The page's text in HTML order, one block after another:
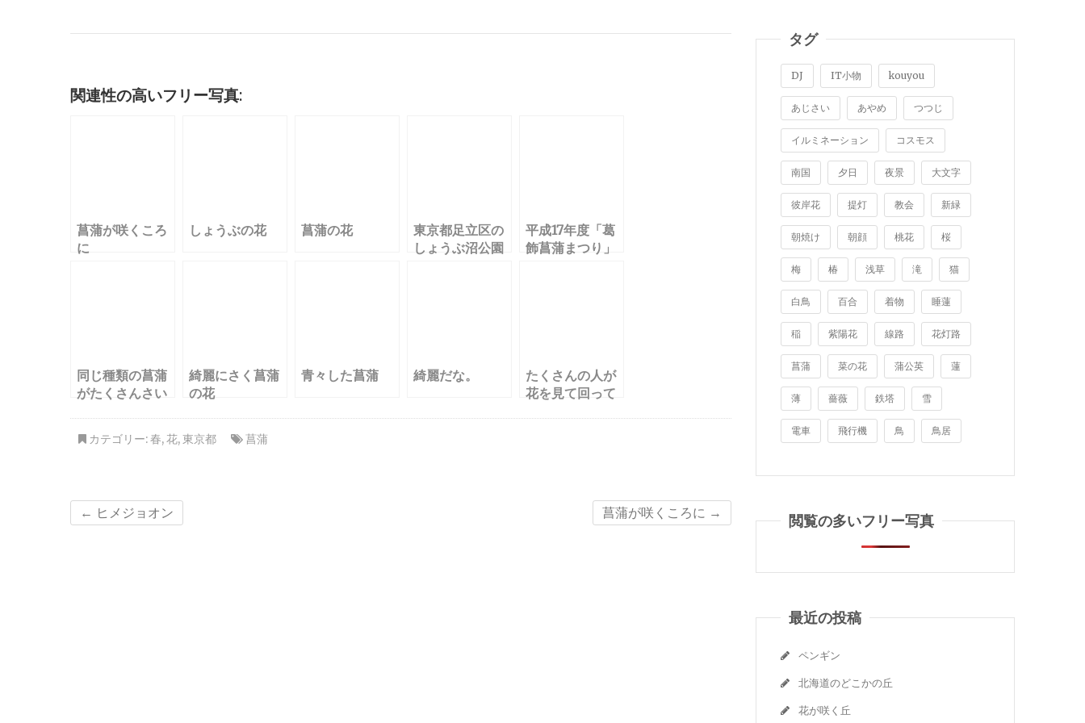
o n
関連性の高いフリー写真:
菖蒲が咲くころ
に
しょうぶの花 菖蒲の花
東京都足立区の
しょうぶ沼公園
平成17年度「葛
飾菖蒲まつり」
同じ種類の菖蒲
がたくさんさい
綺麗にさく菖蒲
の花
青々した菖蒲 綺麗だな。
たくさんの人が
花を見て回って
カテゴリー:春,花,東京都 菖蒲
← ヒメジョオン 菖蒲が咲くころに →
タグ
DJ IT小物 kouyou
あじさい あやめ つつじ
イルミネーション コスモス
南国 夕日 夜景 大文字
彼岸花 提灯 教会 新緑
朝焼け 朝顔 桃花 桜
梅 椿 浅草 滝 猫
白鳥 百合 着物 睡蓮
稲 紫陽花 線路 花灯路
菖蒲 菜の花 蒲公英 蓮
薄 薔薇 鉄塔 雪
電車 飛行機 鳥 鳥居
閲覧の多いフリー写真
最近の投稿
ペンギン
北海道のどこかの丘
花が咲く丘